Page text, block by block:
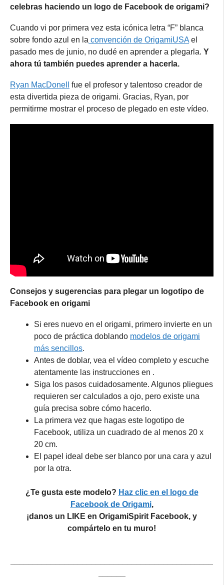
celebras haciendo un logo de Facebook de origami?
Cuando vi por primera vez esta icónica letra “F” blanca
sobre fondo azul en la convención de OrigamiUSA el
pasado mes de junio, no dudé en aprender a plegarla. Y
ahora tú también puedes aprender a hacerla.
Ryan MacDonell
fue el profesor y talentoso creador de
esta divertida pieza de origami. Gracias, Ryan, por
permitirme mostrar el proceso de plegado en este vídeo.
Consejos y sugerencias para plegar un logotipo de
Facebook en origami
Si eres nuevo en el origami, primero invierte en un
poco de práctica doblando modelos de origami
más sencillos.
Antes de doblar, vea el vídeo completo y escuche
atentamente las instrucciones en .
Siga los pasos cuidadosamente. Algunos pliegues
requieren ser calculados a ojo, pero existe una
guía precisa sobre cómo hacerlo.
La primera vez que hagas este logotipo de
Facebook, utiliza un cuadrado de al menos 20 x
20 cm.
El papel ideal debe ser blanco por una cara y azul
por la otra.
¿Te gusta este modelo? Haz clic en el logo de
Facebook de Origami,
¡danos un LIKE en OrigamiSpirit Facebook, y
compártelo en tu muro!